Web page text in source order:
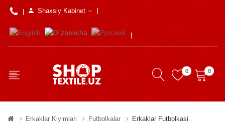
Shaxsiy Kabinet
0 0
Erkaklar Kiyimlari Futbolkalar Erkaklar Futbolkasi